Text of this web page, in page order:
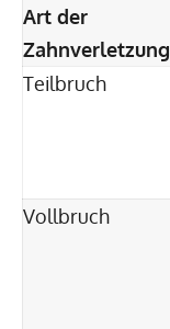
Art der
Zahnverletzung
Teilbruch
Vollbruch